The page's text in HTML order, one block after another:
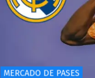
MERCADO DE PASES